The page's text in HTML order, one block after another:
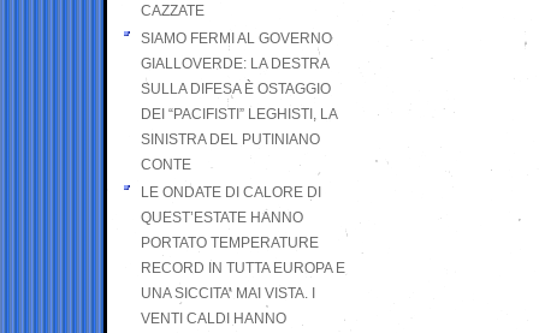
CAZZATE
SIAMO FERMI AL GOVERNO
GIALLOVERDE: LA DESTRA
SULLA DIFESA È OSTAGGIO
DEI “PACIFISTI” LEGHISTI, LA
SINISTRA DEL PUTINIANO
CONTE
LE ONDATE DI CALORE DI
QUEST’ESTATE HANNO
PORTATO TEMPERATURE
RECORD IN TUTTA EUROPA E
UNA SICCITA’ MAI VISTA. I
VENTI CALDI HANNO